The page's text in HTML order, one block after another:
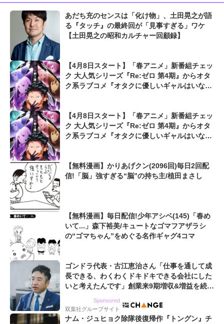
あだち充のセンスは「化け物」、土田晃之が語
る『タッチ』の最終回が「見事すぎる」ワケ
【土田晃之の昭和カルチャー回顧録】
【4月8日スタート】「春アニメ」新番組チェッ
ク 大人気シリーズ『Re:ゼロ 第4期』からオタ
ク系ラブコメ『オタクに優しいギャルはいな
【4月8日スタート】「春アニメ」新番組チェッ
ク 大人気シリーズ『Re:ゼロ 第4期』からオタ
ク系ラブコメ『オタクに優しいギャルはいな
【無料漫画】かりあげクン(2096回)毎日2回配
信!「脳」強すぎる“脳”の持ち主/植田まさし
【無料漫画】毎日配信!少年アシベ(145)「春め
いて...」森下裕美/キュートなゴマフアザラシ
の“ゴマちゃん”をめぐる名作ギャグ4コマ
ゴンドラ代表・古江恵治さん「仕事を通して成
長できる、わくわくドキドキできる会社にした
いと考えたんです」創業来9期増収&増益を続け
Sponsored
双葉社グループサイト
ナム・ジュヒョク除隊後復帰作『トングン』チ